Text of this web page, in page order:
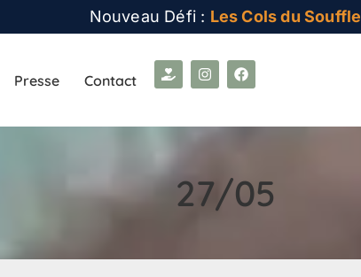
Nouveau Défi : Les Cols du Souffle
Presse Contact
27/05